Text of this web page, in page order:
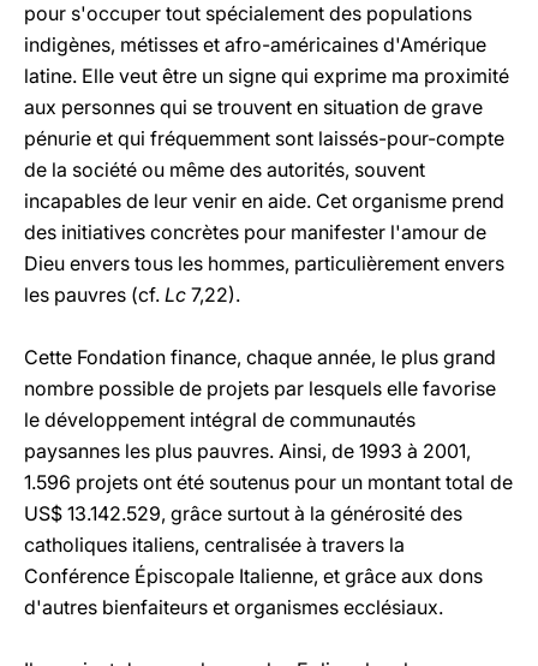
pour s'occuper tout spécialement des populations
indigènes, métisses et afro-américaines d'Amérique
latine. Elle veut être un signe qui exprime ma proximité
aux personnes qui se trouvent en situation de grave
pénurie et qui fréquemment sont laissés-pour-compte
de la société ou même des autorités, souvent
incapables de leur venir en aide. Cet organisme prend
des initiatives concrètes pour manifester l'amour de
Dieu envers tous les hommes, particulièrement envers
les pauvres (cf. Lc 7,22).
Cette Fondation finance, chaque année, le plus grand
nombre possible de projets par lesquels elle favorise
le développement intégral de communautés
paysannes les plus pauvres. Ainsi, de 1993 à 2001,
1.596 projets ont été soutenus pour un montant total de
US$ 13.142.529, grâce surtout à la générosité des
catholiques italiens, centralisée à travers la
Conférence Épiscopale Italienne, et grâce aux dons
d'autres bienfaiteurs et organismes ecclésiaux.